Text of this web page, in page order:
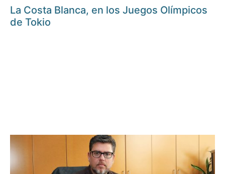
La Costa Blanca, en los Juegos Olímpicos
de Tokio